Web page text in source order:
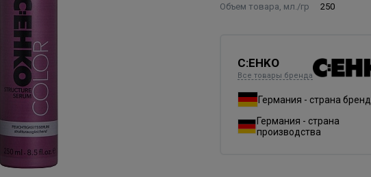
Объем товара, мл./гр 250
C:EHKO
Все товары бренда
Германия - страна
Германия - страна
производства